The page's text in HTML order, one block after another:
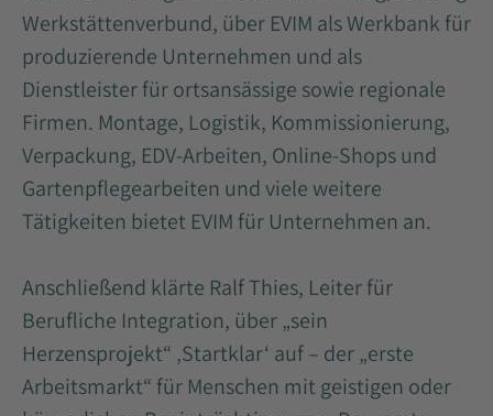
Werkstättenverbund, über EVIM als Werkbank für
produzierende Unternehmen und als
Dienstleister für ortsansässige sowie regionale
Firmen. Montage, Logistik, Kommissionierung,
Verpackung, EDV-Arbeiten, Online-Shops und
Gartenpflegearbeiten und viele weitere
Tätigkeiten bietet EVIM für Unternehmen an.
Anschließend klärte Ralf Thies, Leiter für
Berufliche Integration, über „sein
Herzensprojekt“ ‚Startklar‘ auf – der „erste
Arbeitsmarkt“ für Menschen mit geistigen oder